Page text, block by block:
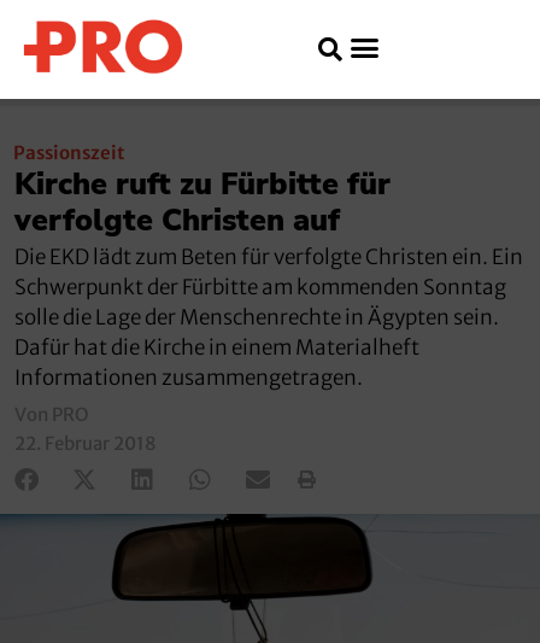
Passionszeit
Kirche ruft zu Fürbitte für
verfolgte Christen auf
Die EKD lädt zum Beten für verfolgte Christen ein. Ein
Schwerpunkt der Fürbitte am kommenden Sonntag
solle die Lage der Menschenrechte in Ägypten sein.
Dafür hat die Kirche in einem Materialheft
Informationen zusammengetragen.
Von PRO
22. Februar 2018